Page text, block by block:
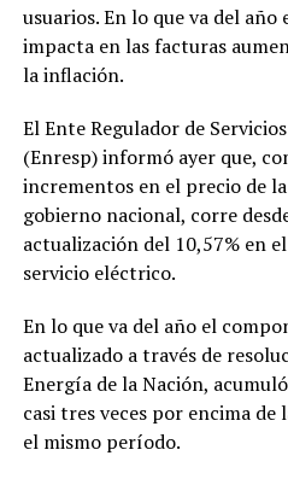
usuarios. En lo que va del
impacta en las facturas
la inflación.
El Ente Regulador de
(Enresp) informó ayer que,
incrementos en el precio de
gobierno nacional, corre
actualización del 10,57% en
servicio eléctrico.
En lo que va del año el
actualizado a través de
Energía de la Nación,
casi tres veces por encima
el mismo período.